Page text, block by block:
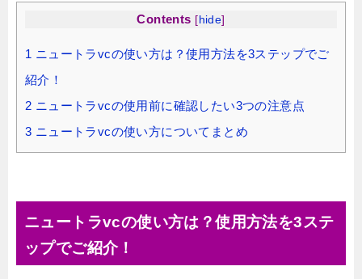
Contents [ hide]
1 ニュートラvcの使い方は？使用方法を3ステップでご
紹介！
2 ニュートラvcの使用前に確認したい3つの注意点
3 ニュートラvcの使い方についてまとめ
ニュートラvcの使い方は？使用方法を3ステ
ップでご紹介！